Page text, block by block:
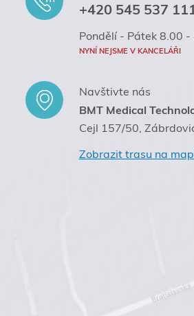
+420 545 537
Pondělí - Pátek 8.00 -
NYNÍ NEJSME V KANCELÁŘI
Navštivte nás
BMT Medical
Cejl 157/50,
Zobrazit trasu na